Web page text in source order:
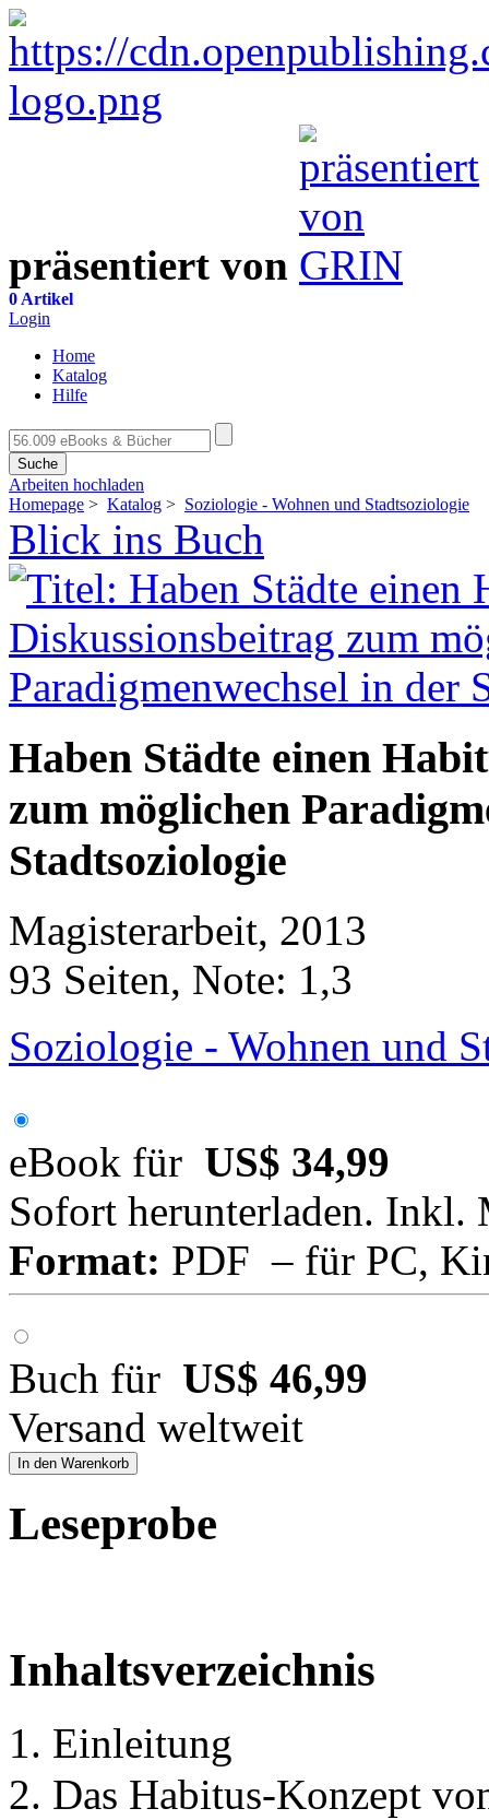
präsentiert von
0 Artikel
Login
Home
Katalog
Hilfe
Suche
Arbeiten hochladen
Homepage > Katalog > Soziologie - Wohnen und Stadtsoziologie
Blick ins Buch
Haben Städte einen
zum möglichen
Stadtsoziologie
Magisterarbeit, 2013
93 Seiten, Note: 1,3
Soziologie - Wohnen und
eBook für US$ 34,99
Sofort herunterladen. Inkl.
Format: PDF – für PC,
Buch für US$ 46,99
Versand weltweit
In den Warenkorb
Leseprobe
Inhaltsverzeichnis
1. Einleitung
2. Das Habitus-Konzept